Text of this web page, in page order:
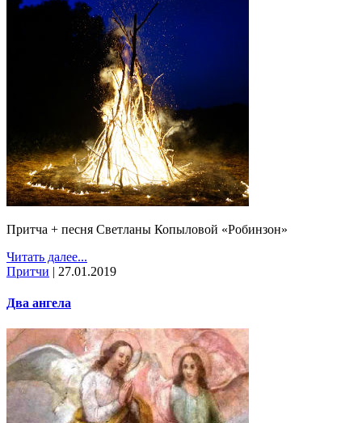
Притча + песня Светланы Копыловой «Робинзон»
Читать далее...
Притчи | 27.01.2019
Два ангела